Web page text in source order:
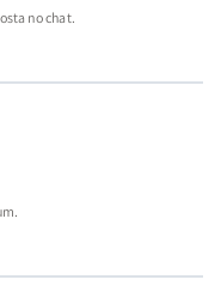
no chat.